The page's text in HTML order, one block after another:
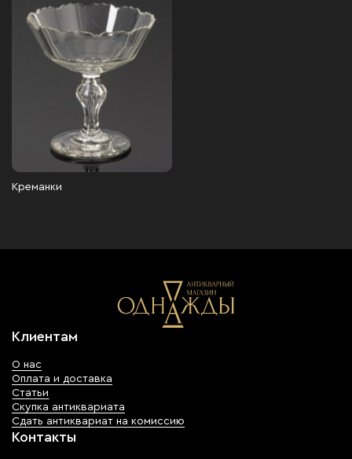
Креманки
Клиентам
О нас
Оплата и доставка
Статьи
Скупка антиквариата
Сдать антиквариат на комиссию
Контакты